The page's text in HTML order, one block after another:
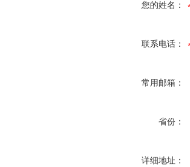
您的姓名：
联系电话：
常用邮箱：
省份：
详细地址：